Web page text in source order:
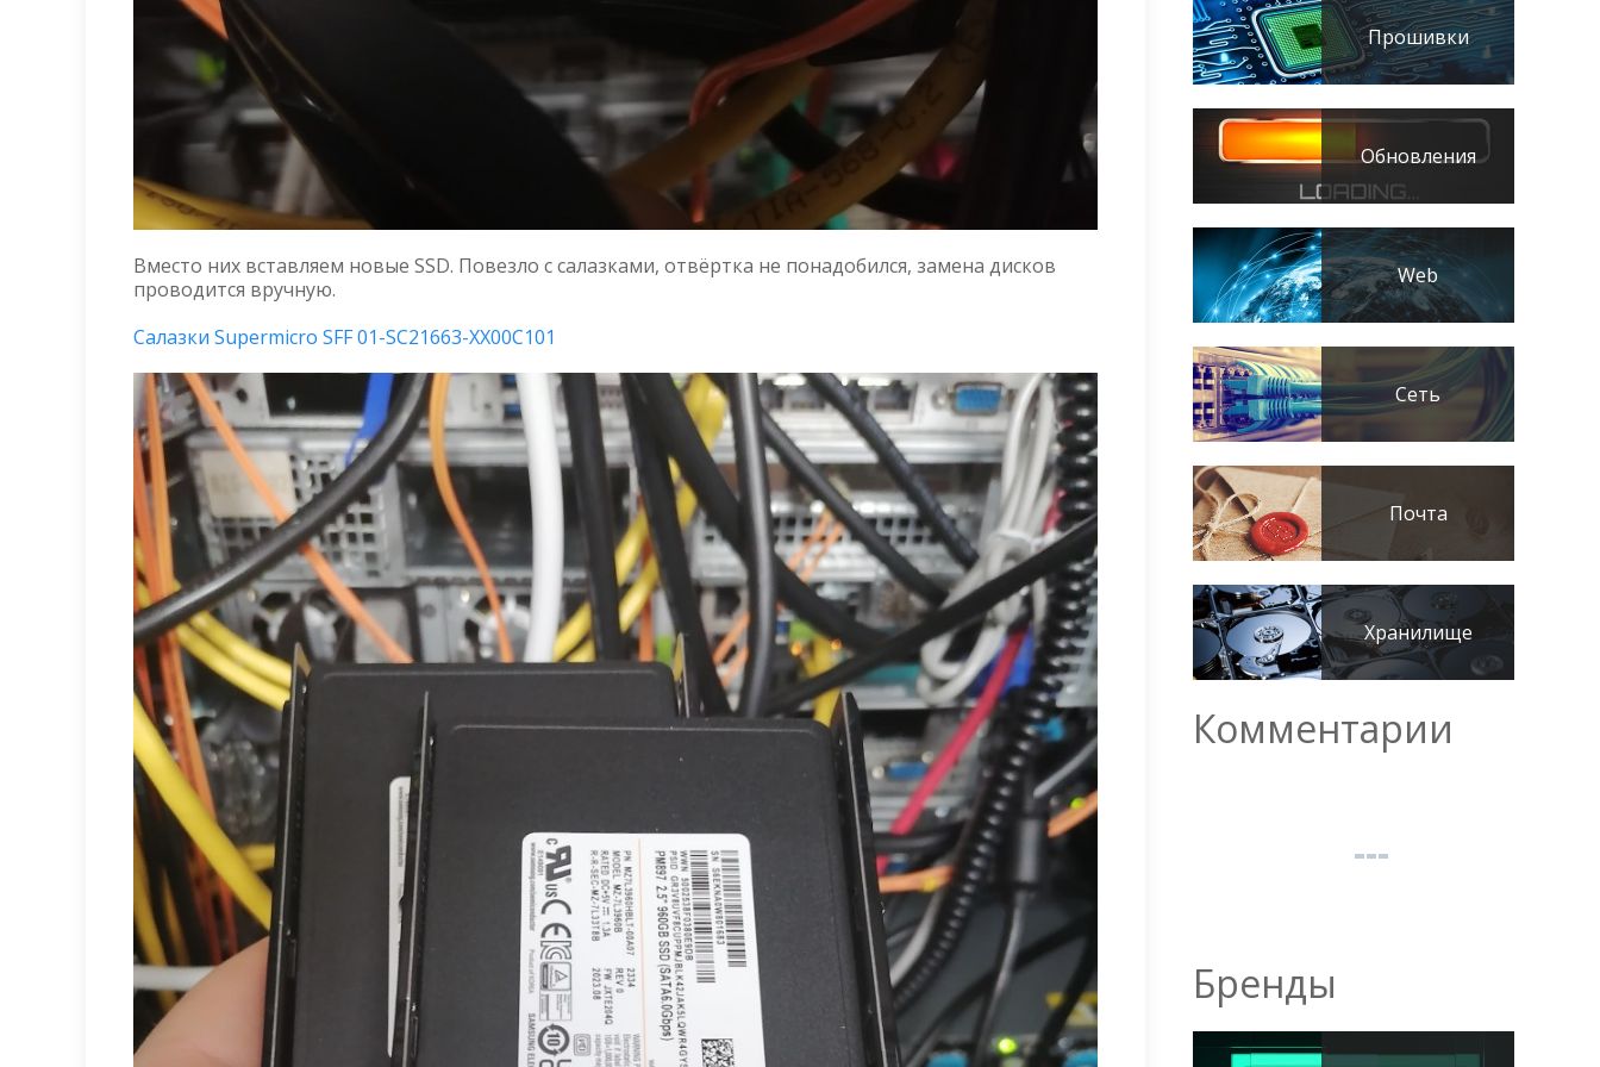
Вместо них вставляем новые SSD. Повезло с салазками, отвёртка не понадобился, замена дисков
проводится вручную.
Салазки Supermicro SFF 01-SC21663-XX00C101
Прошивки
Обновления
Web
Сеть
Почта
Хранилище
Комментарии
Бренды